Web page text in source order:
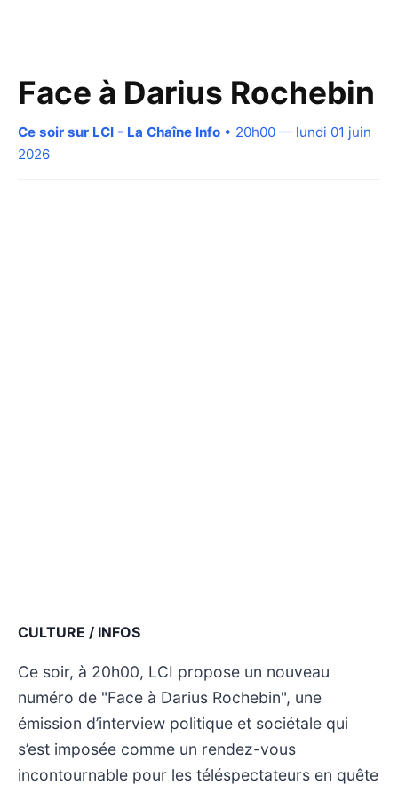
Face à Darius Rochebin
Ce soir sur LCI - La Chaîne Info • 20h00 — lundi 01 juin
2026
CULTURE / INFOS
Ce soir, à 20h00, LCI propose un nouveau
numéro de "Face à Darius Rochebin", une
émission d’interview politique et sociétale qui
s’est imposée comme un rendez-vous
incontournable pour les téléspectateurs en quête